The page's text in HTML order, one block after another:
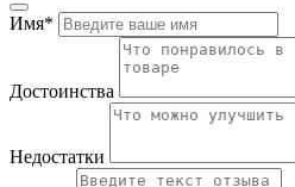
Имя*
Достоинства
Недостатки